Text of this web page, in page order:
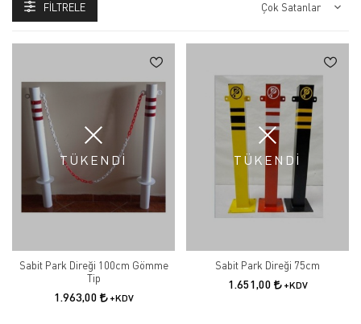
mekanlarda profesyonel alan yönetimi sağlar. Yaya ve araç trafiğini
düzenleyerek güvenliği artırır.
FILTRELE
TÜKENDİ
Sabit Park Direği 100cm Gömme
Tip
1.963,00 +KDV
TÜKENDİ
Sabit Park Direği 75cm
1.651,00 +KDV